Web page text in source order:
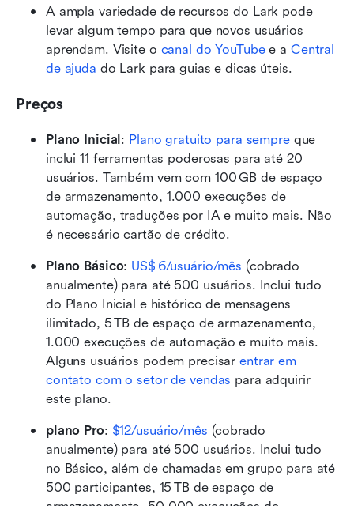
A ampla variedade de recursos do Lark pode
levar algum tempo para que novos usuários
aprendam. Visite o canal do YouTube e a Central
de ajuda do Lark para guias e dicas úteis.
Preços
Plano Inicial: Plano gratuito para sempre que
inclui 11 ferramentas poderosas para até 20
usuários. Também vem com 100 GB de espaço
de armazenamento, 1.000 execuções de
automação, traduções por IA e muito mais. Não
é necessário cartão de crédito.
Plano Básico: US$ 6/usuário/mês (cobrado
anualmente) para até 500 usuários. Inclui tudo
do Plano Inicial e histórico de mensagens
ilimitado, 5 TB de espaço de armazenamento,
1.000 execuções de automação e muito mais.
Alguns usuários podem precisar entrar em
contato com o setor de vendas para adquirir
este plano.
plano Pro: $12/usuário/mês (cobrado
anualmente) para até 500 usuários. Inclui tudo
no Básico, além de chamadas em grupo para até
500 participantes, 15 TB de espaço de